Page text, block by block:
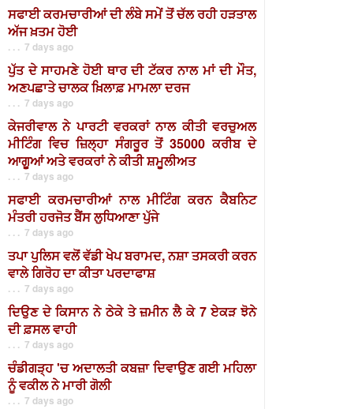
ਸਫਾਈ ਕਰਮਚਾਰੀਆਂ ਦੀ ਲੰਬੇ ਸਮੇਂ ਤੋਂ ਚੱਲ ਰਹੀ ਹੜਤਾਲ
ਅੱਜ ਖ਼ਤਮ ਹੋਈ
. . . 7 days ago
ਪੁੱਤ ਦੇ ਸਾਹਮਣੇ ਹੋਈ ਥਾਰ ਦੀ ਟੱਕਰ ਨਾਲ ਮਾਂ ਦੀ ਮੌਤ,
ਅਣਪਛਾਤੇ ਚਾਲਕ ਖ਼ਿਲਾਫ਼ ਮਾਮਲਾ ਦਰਜ
. . . 7 days ago
ਕੇਜਰੀਵਾਲ ਨੇ ਪਾਰਟੀ ਵਰਕਰਾਂ ਨਾਲ ਕੀਤੀ ਵਰਚੁਅਲ
ਮੀਟਿੰਗ ਵਿਚ ਜ਼ਿਲ੍ਹਾ ਸੰਗਰੂਰ ਤੋਂ 35000 ਕਰੀਬ ਦੇ
ਆਗੂਆਂ ਅਤੇ ਵਰਕਰਾਂ ਨੇ ਕੀਤੀ ਸ਼ਮੂਲੀਅਤ
. . . 7 days ago
ਸਫਾਈ ਕਰਮਚਾਰੀਆਂ ਨਾਲ ਮੀਟਿੰਗ ਕਰਨ ਕੈਬਨਿਟ
ਮੰਤਰੀ ਹਰਜੋਤ ਬੈਂਸ ਲੁਧਿਆਣਾ ਪੁੱਜੇ
. . . 7 days ago
ਤਪਾ ਪੁਲਿਸ ਵਲੋਂ ਵੱਡੀ ਖੇਪ ਬਰਾਮਦ, ਨਸ਼ਾ ਤਸਕਰੀ ਕਰਨ
ਵਾਲੇ ਗਿਰੋਹ ਦਾ ਕੀਤਾ ਪਰਦਾਫਾਸ਼
. . . 7 days ago
ਦਿਉਣ ਦੇ ਕਿਸਾਨ ਨੇ ਠੇਕੇ ਤੇ ਜ਼ਮੀਨ ਲੈ ਕੇ 7 ਏਕੜ ਝੋਨੇ
ਦੀ ਫ਼ਸਲ ਵਾਹੀ
. . . 7 days ago
ਚੰਡੀਗੜ੍ਹ 'ਚ ਅਦਾਲਤੀ ਕਬਜ਼ਾ ਦਿਵਾਉਣ ਗਈ ਮਹਿਲਾ
ਨੂੰ ਵਕੀਲ ਨੇ ਮਾਰੀ ਗੋਲੀ
. . . 7 days ago